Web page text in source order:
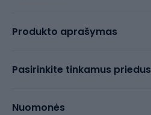
Produkto aprašymas
Pasirinkite tinkamus priedus
Nuomonės